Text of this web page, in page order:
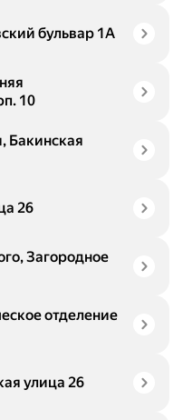
бульвар 1А
10
Бакинская
26
Загородное
отделение
улица 26